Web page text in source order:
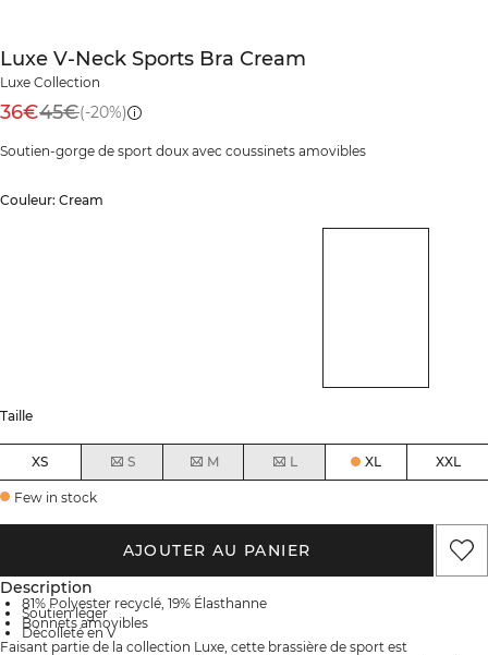
Luxe V-Neck Sports Bra Cream
Luxe Collection
36€45€(-20%)
Soutien-gorge de sport doux avec coussinets amovibles
Couleur: Cream
Taille
XS S M L XL XXL
Few in stock
AJOUTER AU PANIER
Description
81% Polyester recyclé, 19% Élasthanne
Soutien léger
Bonnets amovibles
Décolleté en V
Faisant partie de la collection Luxe, cette brassière de sport est